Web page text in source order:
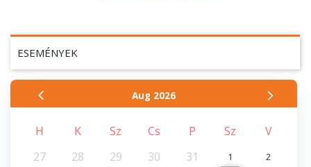
ESEMÉNYEK
Aug 2026
H K Sz Cs P Sz
V
27
28 29 30 31 1
2